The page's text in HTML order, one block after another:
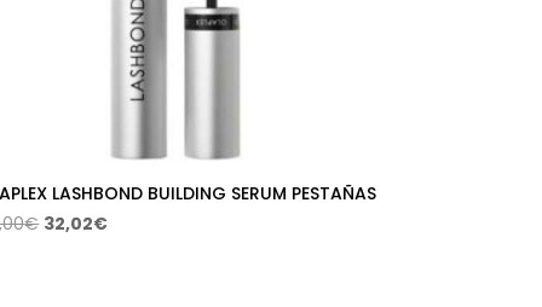
LASHBOND BUILDING SERUM PESTAÑAS
€ El
32,02€El